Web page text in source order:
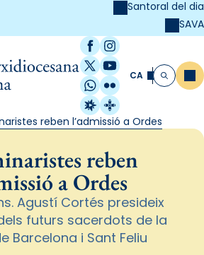
Santoral del dia
SAVA
Facebook
Instagram
X / Twitter
YouTube
WhatsApp
Flickr
Radio Estel
Catalunya
CA Cerca
reben l’admissió a Ordes
reben
a Ordes
Agustí Cortés presideix
futurs sacerdots de la
Barcelona i Sant Feliu